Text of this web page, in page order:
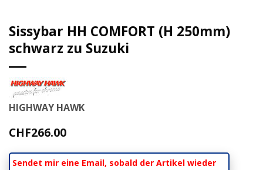
Sissybar HH COMFORT (H 250mm)
schwarz zu Suzuki
HIGHWAY HAWK
CHF266.00
Sendet mir eine Email, sobald der Artikel wieder